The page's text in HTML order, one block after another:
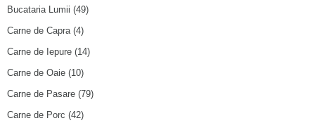
Bucataria Lumii (49)
Carne de Capra(4)
Carne de Iepure (14)
Carne de Oaie (10)
Carne de Pasare (79)
Carne de Porc (42)